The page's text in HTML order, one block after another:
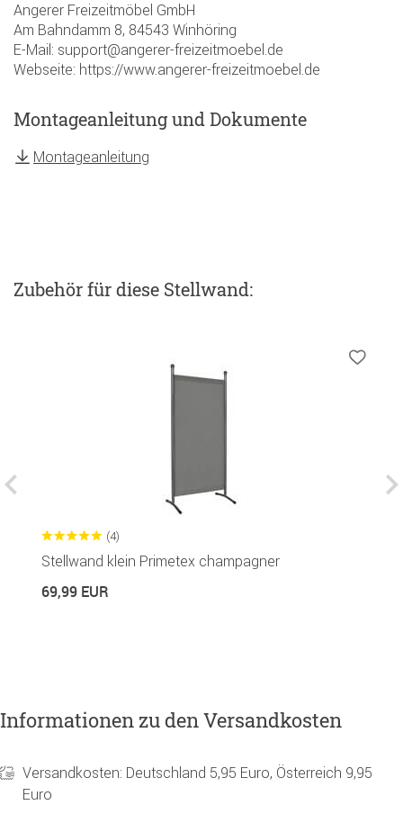
Angerer Freizeitmöbel GmbH
Am Bahndamm 8, 84543 Winhöring
E-Mail: support@angerer-freizeitmoebel.de
Webseite: https://www.angerer-freizeitmoebel.de
Montageanleitung und Dokumente
Montageanleitung
Zubehörfür diese Stellwand:
(4)
Stellwand klein Primetex champagner
69,99 EUR
Informationen zu den Versandkosten
Versandkosten: Deutschland 5,95 Euro, Österreich 9,95
Euro